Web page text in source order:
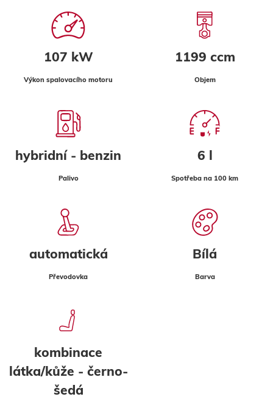
107 kW
Výkon spalovacího motoru
1199 ccm
Objem
hybridní - benzin
Palivo
6 l
Spotřeba na 100 km
automatická
Převodovka
Bílá
Barva
kombinace
látka/kůže - černo-
šedá